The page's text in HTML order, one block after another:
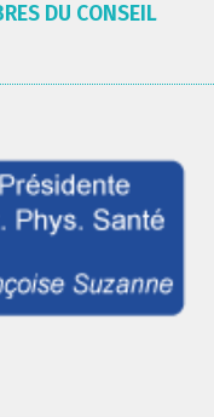
DU CONSEIL